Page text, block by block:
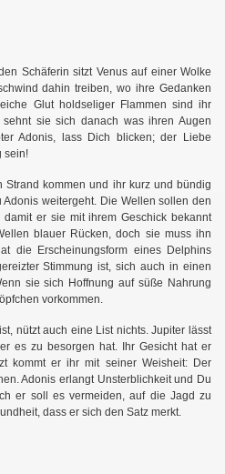
Schäferin sitzt Venus auf einer Wolke
dahin treiben, wo ihre Gedanken
Glut holdseliger Flammen sind ihr
sie sich danach was ihren Augen
Adonis, lass Dich blicken; der Liebe
sein!
Strand kommen und ihr kurz und bündig
weitergeht. Die Wellen sollen den
er sie mit ihrem Geschick bekannt
blauer Rücken, doch sie muss ihn
die Erscheinungsform eines Delphins
Stimmung ist, sich auch in einen
sie sich Hoffnung auf süße Nahrung
vorkommen.
nützt auch eine List nichts. Jupiter lässt
es zu besorgen hat. Ihr Gesicht hat er
kommt er ihr mit seiner Weisheit: Der
Adonis erlangt Unsterblichkeit und Du
er soll es vermeiden, auf die Jagd zu
dass er sich den Satz merkt.